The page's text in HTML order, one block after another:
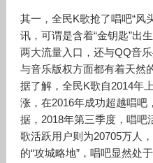
其一，全民K歌抢了唱吧“风
讯，可谓是含着“金钥匙”出
两大流量入口，还与QQ音
与音乐版权方面都有着天然
据了解，全民K歌自2014年
涨，在2016年成功超越唱吧
据，2018年第三季度，唱吧
歌活跃用户则为20705万人
的“攻城略地”，唱吧显然处